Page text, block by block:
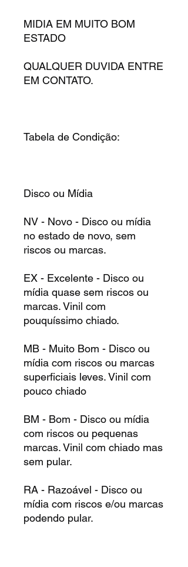
MIDIA EM MUITO BOM
ESTADO
QUALQUER DUVIDA ENTRE
EM CONTATO.
Tabela de Condição:
Disco ou Mídia
NV - Novo - Disco ou mídia
no estado de novo, sem
riscos ou marcas.
EX - Excelente - Disco ou
mídia quase sem riscos ou
marcas. Vinil com
pouquíssimo chiado.
MB - Muito Bom - Disco ou
mídia com riscos ou marcas
superficiais leves. Vinil com
pouco chiado
BM - Bom - Disco ou mídia
com riscos ou pequenas
marcas. Vinil com chiado mas
sem pular.
RA - Razoável - Disco ou
mídia com riscos e/ou marcas
podendo pular.